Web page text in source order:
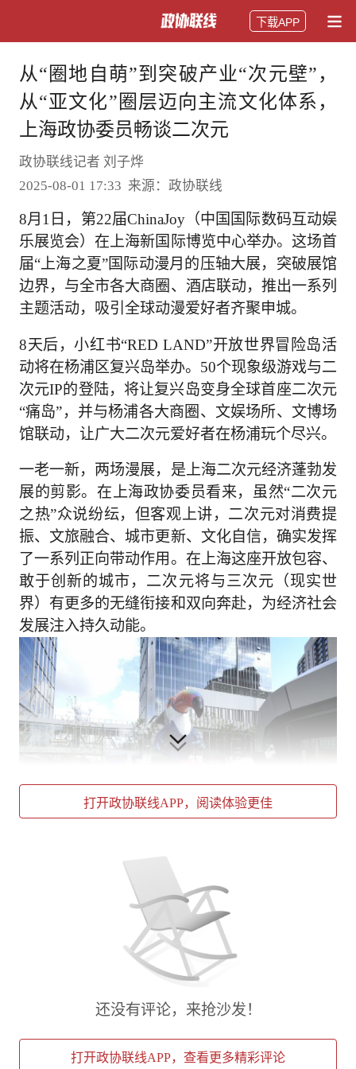
下载APP
从“圈地自萌”到突破产业“次元壁”，
从“亚文化”圈层迈向主流文化体系，
上海政协委员畅谈二次元
政协联线记者 刘子烨
2025-08-01 17:33 来源：政协联线
8月1日，第22届ChinaJoy（中国国际数码互动娱
乐展览会）在上海新国际博览中心举办。这场首
届“上海之夏”国际动漫月的压轴大展，突破展馆
边界，与全市各大商圈、酒店联动，推出一系列
主题活动，吸引全球动漫爱好者齐聚申城。
8天后，小红书“RED LAND”开放世界冒险岛活
动将在杨浦区复兴岛举办。50个现象级游戏与二
次元IP的登陆，将让复兴岛变身全球首座二次元
“痛岛”，并与杨浦各大商圈、文娱场所、文博场
馆联动，让广大二次元爱好者在杨浦玩个尽兴。
一老一新，两场漫展，是上海二次元经济蓬勃发
展的剪影。在上海政协委员看来，虽然“二次元
之热”众说纷纭，但客观上讲，二次元对消费提
振、文旅融合、城市更新、文化自信，确实发挥
了一系列正向带动作用。在上海这座开放包容、
敢于创新的城市，二次元将与三次元（现实世
界）有更多的无缝衔接和双向奔赴，为经济社会
发展注入持久动能。
位于徐汇区漕河泾开发区的“元界Neo World”二次元主题
重构“新现实”，二次元满足年轻人独特精神需求
热浪，人海，次元。7月11日，上海国际动漫月
三大漫展之一的Bilibili World2025（简称
“BW2025”）开幕，让今年的上海之夏更有活
力。
打开政协联线APP，阅读体验更佳
还没有评论，来抢沙发！
打开政协联线APP，查看更多精彩评论